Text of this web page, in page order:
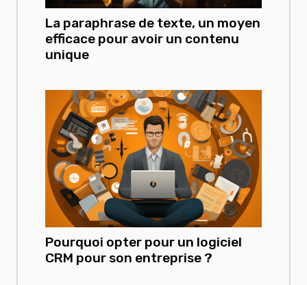
La paraphrase de texte, un moyen
efficace pour avoir un contenu
unique
Pourquoi opter pour un logiciel
CRM pour son entreprise ?